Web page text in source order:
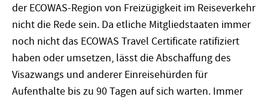
der ECOWAS-Region von Freizügigkeit im Reiseverkehr
nicht die Rede sein. Da etliche Mitgliedstaaten immer
noch nicht das ECOWAS Travel Certificate ratifiziert
haben oder umsetzen, lässt die Abschaffung des
Visazwangs und anderer Einreisehürden für
Aufenthalte bis zu 90 Tagen auf sich warten. Immer